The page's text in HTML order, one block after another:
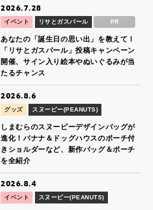
2026.7.28
イベント リサとガスパール PR
あなたの「誕生日の思い出」を教えて！
「リサとガスパール」投稿キャンペーン
開催、サイン入り絵本やぬいぐるみが当
たるチャンス
2026.8.6
グッズ スヌーピー(PEANUTS)
しまむらのスヌーピーデザインバッグが
進化！バナナ＆ドッグハウスのポーチ付
きショルダーなど、新作バッグ＆ポーチ
を全紹介
2026.8.4
イベント スヌーピー(PEANUTS)